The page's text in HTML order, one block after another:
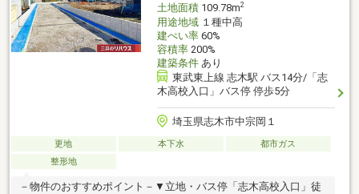
土地面積109.78m2
用途地域１種中高
建ぺい率60%
容積率200%
建築条件あり
東武東上線 志木駅 バス14分/「志
木高校入口」バス停 停歩5分
埼玉県志木市中宗岡１
更地 本下水
都市ガス
整形地
－物件のおすすめポイント－▼立地・バス停「志木高校入口」徒